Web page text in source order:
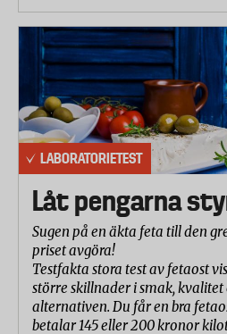
LABORATORIETEST
Låt pengarna
Sugen på en äkta feta till den
priset avgöra!
Testfakta stora test av fetaost
större skillnader i smak,
alternativen. Du får en bra
betalar 145 eller 200 kronor